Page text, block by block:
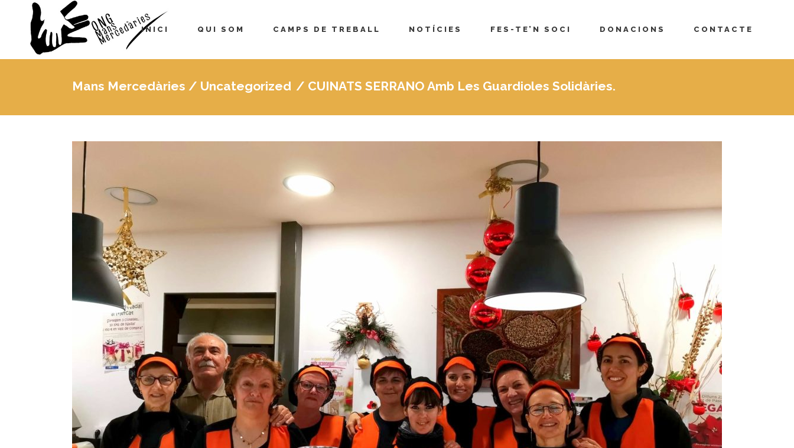
INICI QUI SOM CAMPS DE TREBALL NOTÍCIES FES-TE’N SOCI DONACIONS CONTACTE
Mans Mercedàries / Uncategorized / CUINATS SERRANO Amb Les Guardioles Solidàries.